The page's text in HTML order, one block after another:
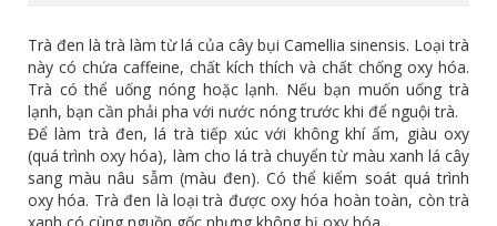
Trà đen là trà làm từ lá của cây bụi Camellia sinensis. Loại trà
này có chứa caffeine, chất kích thích và chất chống oxy hóa.
Trà có thể uống nóng hoặc lạnh. Nếu bạn muốn uống trà
lạnh, bạn cần phải pha với nước nóng trước khi để nguội trà.
Để làm trà đen, lá trà tiếp xúc với không khí ẩm, giàu oxy
(quá trình oxy hóa), làm cho lá trà chuyển từ màu xanh lá cây
sang màu nâu sẫm (màu đen). Có thể kiểm soát quá trình
oxy hóa. Trà đen là loại trà được oxy hóa hoàn toàn, còn trà